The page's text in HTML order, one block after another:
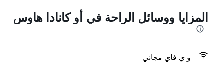
المزايا ووسائل الراحة في أو كانادا هاوس
واي فاي مجاني